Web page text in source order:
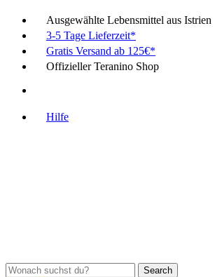
Ausgewählte Lebensmittel aus Istrien
3-5 Tage Lieferzeit*
Gratis Versand ab 125€*
Offizieller Teranino Shop
Hilfe
Search